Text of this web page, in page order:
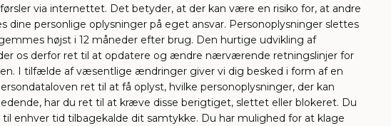
via internettet. Det betyder, at der kan være en risiko for, at andre
personlige oplysninger på eget ansvar. Personoplysninger slettes
højst i 12 måneder efter brug. Den hurtige udvikling af
os derfor ret til at opdatere og ændre nærværende retningslinjer for
I tilfælde af væsentlige ændringer giver vi dig besked i form af en
ret til at få oplyst, hvilke personoplysninger, der kan
har du ret til at kræve disse berigtiget, slettet eller blokeret. Du
enhver tid tilbagekalde dit samtykke. Du har mulighed for at klage